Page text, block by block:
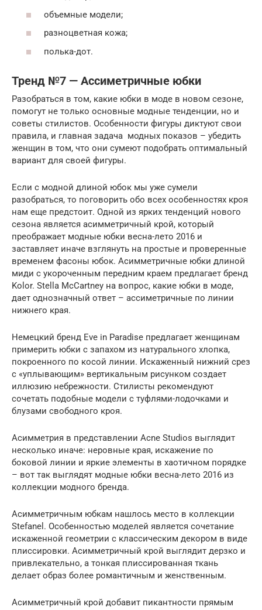
объемные модели;
разноцветная кожа;
полька-дот.
Тренд №7 — Ассиметричные юбки
Разобраться в том, какие юбки в моде в новом сезоне,
помогут не только основные модные тенденции, но и
советы стилистов. Особенности фигуры диктуют свои
правила, и главная задача модных показов – убедить
женщин в том, что они сумеют подобрать оптимальный
вариант для своей фигуры.
Если с модной длиной юбок мы уже сумели
разобраться, то поговорить обо всех особенностях кроя
нам еще предстоит. Одной из ярких тенденций нового
сезона является асимметричный крой, который
преображает модные юбки весна-лето 2016 и
заставляет иначе взглянуть на простые и проверенные
временем фасоны юбок. Асимметричные юбки длиной
миди с укороченным передним краем предлагает бренд
Kolor. Stella McCartney на вопрос, какие юбки в моде,
дает однозначный ответ – ассиметричные по линии
нижнего края.
Немецкий бренд Eve in Paradise предлагает женщинам
примерить юбки с запахом из натурального хлопка,
покроенного по косой линии. Искаженный нижний срез
с «уплывающим» вертикальным рисунком создает
иллюзию небрежности. Стилисты рекомендуют
сочетать подобные модели с туфлями-лодочками и
блузами свободного кроя.
Асимметрия в представлении Acne Studios выглядит
несколько иначе: неровные края, искажение по
боковой линии и яркие элементы в хаотичном порядке
– вот так выглядят модные юбки весна-лето 2016 из
коллекции модного бренда.
Асимметричным юбкам нашлось место в коллекции
Stefanel. Особенностью моделей является сочетание
искаженной геометрии с классическим декором в виде
плиссировки. Асимметричный крой выглядит дерзко и
привлекательно, а тонкая плиссированная ткань
делает образ более романтичным и женственным.
Асимметричный крой добавит пикантности прямым